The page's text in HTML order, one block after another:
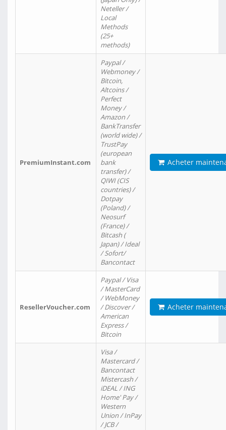
Neteller /
Local
Methods
(25+
methods)
PremiumInstant.com
Paypal /
Webmoney /
Bitcoin,
Altcoins /
Perfect
Money /
Amazon /
BankTransfer
(world wide) /
TrustPay
(european
bank
transfer) /
QIWI (CIS
countries) /
Dotpay
(Poland) /
Neosurf
(France) /
Bitcash (
Japan) / Ideal
/ Sofort/
Bancontact
Acheter
ResellerVoucher.com
Paypal / Visa
/ MasterCard
/ WebMoney
/ Discover /
American
Express /
Bitcoin
Acheter
Visa /
Mastercard /
Bancontact
Mistercash /
iDEAL / ING
Home' Pay /
Western
Union / InPay
/ JCB /